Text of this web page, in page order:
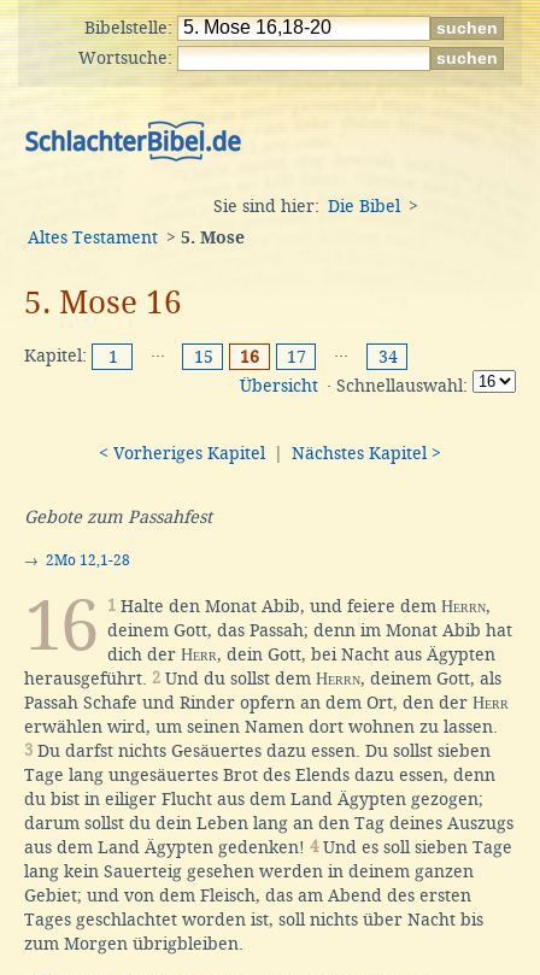
Bibelstelle:
Wortsuche:
Sie sind hier: Die Bibel
>
Altes Testament > 5. Mose
5. Mose 16
Kapitel: 1 ··· 15 16 17 ···
34
Übersicht · Schnellauswahl:
< Vorheriges Kapitel Nächstes Kapitel >
Gebote zum Passahfest
→ 2Mo 12,1-28
16 1 Halte den Monat Abib, und feiere dem Herrn,
deinem Gott, das Passah; denn im Monat Abib hat
dich der Herr, dein Gott, bei Nacht aus Ägypten
herausgeführt. 2 Und du sollst dem Herrn, deinem Gott, als
Passah Schafe und Rinder opfern an dem Ort, den der Herr
erwählen wird, um seinen Namen dort wohnen zu lassen.
3 Du darfst nichts Gesäuertes dazu essen. Du sollst sieben
Tage lang ungesäuertes Brot des Elends dazu essen, denn
du bist in eiliger Flucht aus dem Land Ägypten gezogen;
darum sollst du dein Leben lang an den Tag deines Auszugs
aus dem Land Ägypten gedenken! 4Und es soll sieben Tage
lang kein Sauerteig gesehen werden in deinem ganzen
Gebiet; und von dem Fleisch, das am Abend des ersten
Tages geschlachtet worden ist, soll nichts über Nacht bis
zum Morgen übrigbleiben.